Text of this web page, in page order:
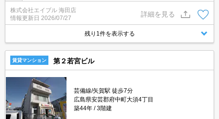
内見から契約までオンラインで対応可能です。
株式会社エイブル 海田店
情報更新日 2026/07/27
詳細を見る
残り1件を表示する
賃貸マンション 第２若宮ビル
芸備線/矢賀駅 徒歩7分
広島県安芸郡府中町大須4丁目
築44年
3階建